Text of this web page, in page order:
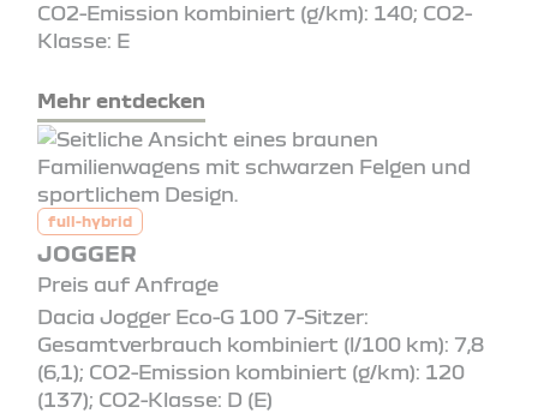
CO2-Emission kombiniert (g/km): 140; CO2-
Klasse: E
Mehr entdecken
full-hybrid
JOGGER
Preis auf Anfrage
Dacia Jogger Eco-G 100 7-Sitzer:
Gesamtverbrauch kombiniert (l/100 km): 7,8
(6,1); CO2-Emission kombiniert (g/km): 120
(137); CO2-Klasse: D (E)